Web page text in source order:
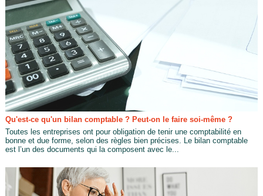
Qu'est-ce qu'un bilan comptable ? Peut-on le faire soi-même ?
Toutes les entreprises ont pour obligation de tenir une comptabilité en
bonne et due forme, selon des règles bien précises. Le bilan comptable
est l’un des documents qui la composent avec le...